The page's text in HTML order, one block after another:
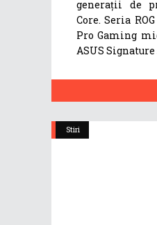
generații de
Core. Seria
Pro Gaming
ASUS
Stiri